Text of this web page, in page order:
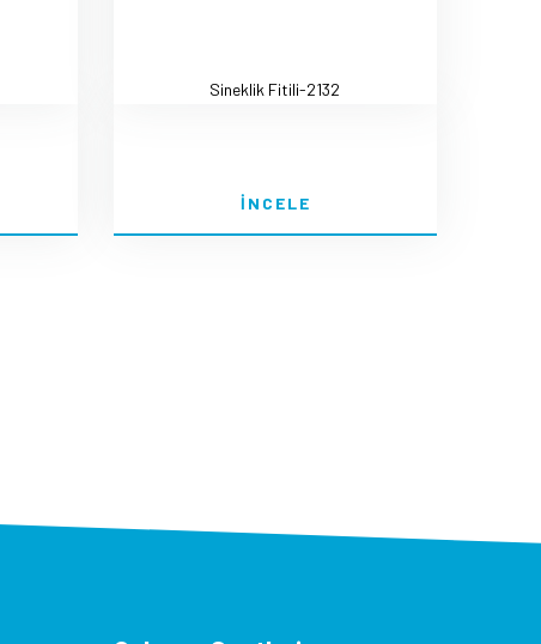
Sineklik Fitili-2132
İNCELE